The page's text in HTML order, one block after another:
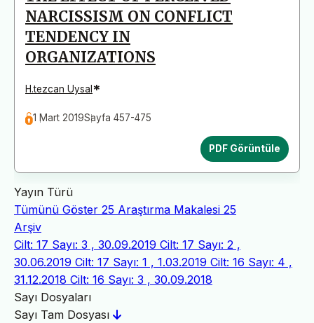
NARCISSISM ON CONFLICT
TENDENCY IN
ORGANIZATIONS
H.tezcan Uysal *
1 Mart 2019Sayfa 457-475
PDF Görüntüle
Yayın Türü
Tümünü Göster 25 Araştırma Makalesi 25
Arşiv
Cilt: 17 Sayı: 3 , 30.09.2019 Cilt: 17 Sayı: 2 ,
30.06.2019 Cilt: 17 Sayı: 1 , 1.03.2019 Cilt: 16 Sayı: 4 ,
31.12.2018 Cilt: 16 Sayı: 3 , 30.09.2018
Sayı Dosyaları
Sayı Tam Dosyası